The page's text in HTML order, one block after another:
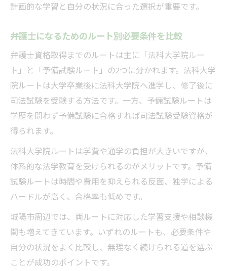
計画的な学習と自分の状況に合った選択が重要です。
弁護士になるためのルート別必要条件を比較
弁護士資格取得までのルートは主に「法科大学院ルー
ト」と「予備試験ルート」の2つに分かれます。法科大学
院ルートは大学卒業後に法科大学院へ進学し、修了後に
司法試験を受験する方法です。一方、予備試験ルートは
学歴を問わず予備試験に合格すれば司法試験受験資格が
得られます。
法科大学院ルートは学費や通学の負担が大きいですが、
体系的な法学教育を受けられるのがメリットです。予備
試験ルートは時間や費用を抑えられる反面、独学による
ハードルが高く、合格率も低めです。
城陽市周辺では、両ルートに対応した学習支援や相談機
関も増えてきています。いずれのルートも、必要条件や
自分の状況をよく比較し、無理なく続けられる道を選ぶ
ことが成功のポイントです。